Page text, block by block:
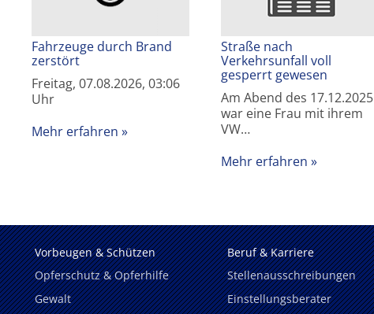
Fahrzeuge durch Brand
zerstört
Freitag, 07.08.2026, 03:06
Uhr
Mehr erfahren
Straße nach
Verkehrsunfall voll
gesperrt gewesen
Am Abend des 17.12.2025
war eine Frau mit ihrem
VW…
Mehr erfahren
Vorbeugen & Schützen
Opferschutz & Opferhilfe
Gewalt
Beruf & Karriere
Stellenausschreibungen
Einstellungsberater